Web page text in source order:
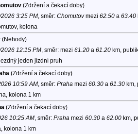
(Zdržení a čekací doby)
3:25 PM, směr: Chomutovmezi 62.50a 63.40
kolona
(Nehody)
12:15 PM, směr: mezi 61.20a 61.20km,
jeden jízdní pruh
(Zdržení a čekací doby)
10:59 AM, směr: Praha mezi 60.30a 61.30km,
kolona 1 km
(Zdržení a čekací doby)
10:25 AM, směr: Praha mezi 60.30a 62.00km,
kolona 1 km